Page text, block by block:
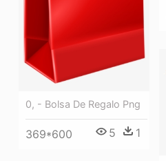
0, - Bolsa De Regalo Png
369*600 5 1